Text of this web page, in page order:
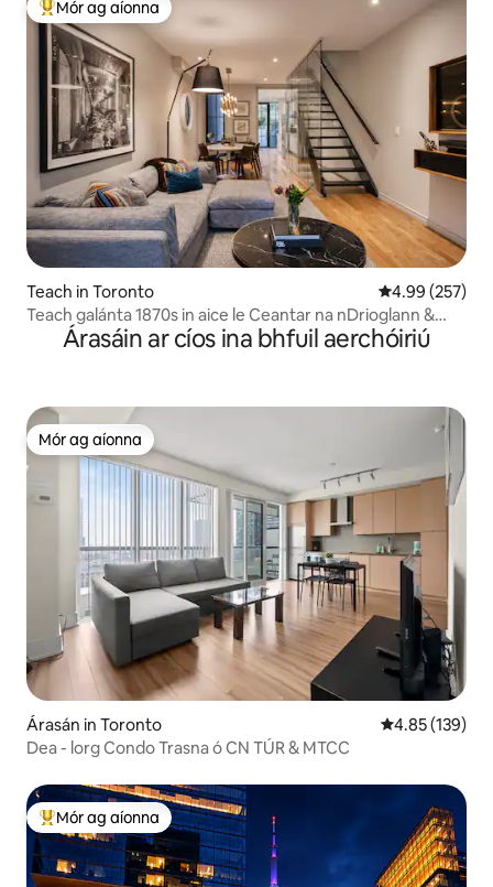
An-mhór ag aíonna
Mór ag aíonna
Teach in Toronto Meánrátáil
4.99 (257)
Teach galánta 1870s in aice le Ceantar na nDrioglann &
Sean - Toronto
Árasáin ar cíos ina bhfuil aerchóiriú
Mór ag aíonna
Mór ag aíonna
Árasán in Toronto Meánrátáil
4.85 (139)
Dea - lorg Condo Trasna ó CN TÚR & MTCC
An-mhór ag aíonna
Mór ag aíonna